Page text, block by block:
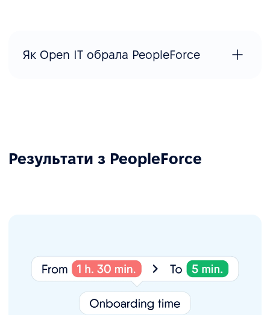
Як Open IT обрала PeopleForce
Результати з PeopleForce